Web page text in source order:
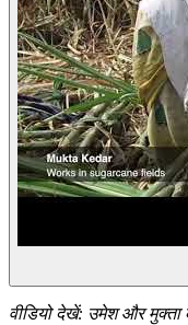
वीडियो देखें: उमेश और मुक्ता